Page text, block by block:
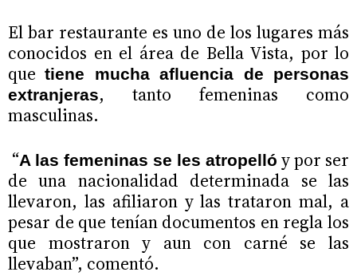
El bar restaurante es uno de los lugares más
conocidos en el área de Bella Vista, por lo
quetiene mucha afluencia de personas
extranjeras, tanto femeninas como
masculinas.
“A las femeninas se les atropelló y por ser
de una nacionalidad determinada se las
llevaron, las afiliaron y las trataron mal, a
pesar de que tenían documentos en regla los
que mostraron y aun con carné se las
llevaban”, comentó.